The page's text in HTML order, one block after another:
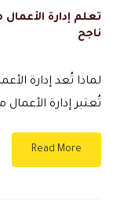
تعلم إدارة
ناجح
لماذا تُعد إدارة
تُعتبر إدارة
Read More